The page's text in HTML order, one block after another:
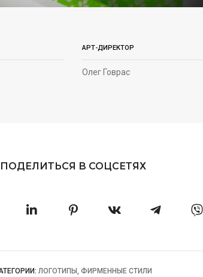
АРТ-ДИРЕКТОР
Олег Говрас
ПОДЕЛИТЬСЯ В СОЦСЕТЯХ
ЛОГОТИПЫ, ФИРМЕННЫЕ СТИЛИ